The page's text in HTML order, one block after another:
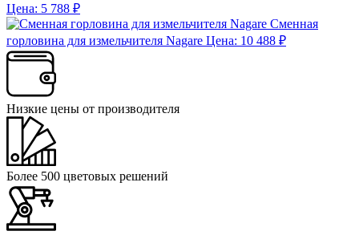
Цена: 5 788 ₽
Cменная
горловина для измельчителя Nagare Цена: 10 488 ₽
Низкие цены от производителя
Более 500 цветовых решений